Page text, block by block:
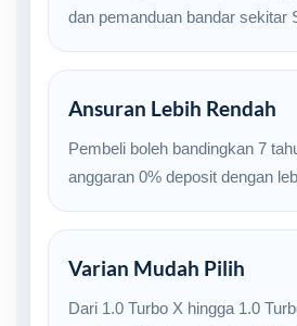
dan pemanduan bandar sekitar
Ansuran Lebih Rendah
Pembeli boleh bandingkan 7
anggaran 0% deposit dengan
Varian Mudah Pilih
Dari 1.0 Turbo X hingga 1.0